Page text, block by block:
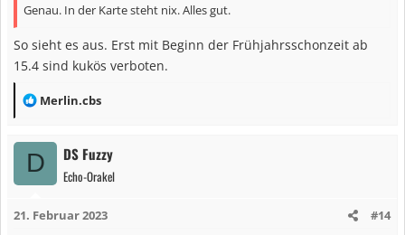
:
Genau. In der Karte steht nix. Alles gut.
So sieht es aus. Erst mit Beginn der Frühjahrsschonzeit ab
15.4 sind kukös verboten.
R
a
k
o
Merlin.cbs
D DS Fuzzy
Echo-Orakel
21. Februar 2023 #14